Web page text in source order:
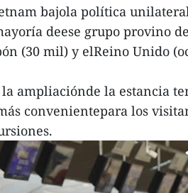
bajola política
deese grupo provino
(30 mil) y elReino Unido
ampliaciónde la estancia
convenientepara los